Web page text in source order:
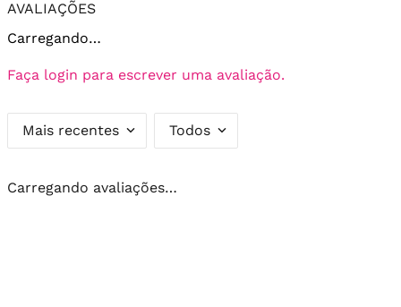
AVALIAÇÕES
Carregando…
Faça login para escrever uma avaliação.
Mais recentes Todos
Carregando avaliações…